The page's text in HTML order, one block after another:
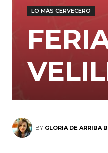
LO MÁS CERVECERO
BY GLORIA DE ARRIBA